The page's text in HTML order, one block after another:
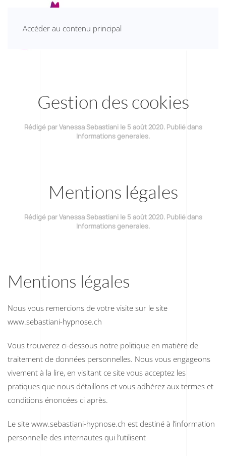
Accéder au contenu principal
Gestion des cookies
Rédigé par Vanessa Sebastiani le 5 août 2020. Publié dans
Informations generales.
Mentions légales
Rédigé par Vanessa Sebastiani le 5 août 2020. Publié dans
Informations generales.
Mentions légales
Nous vous remercions de votre visite sur le site
www.sebastiani-hypnose.ch
Vous trouverez ci-dessous notre politique en matière de
traitement de données personnelles. Nous vous engageons
vivement à la lire, en visitant ce site vous acceptez les
pratiques que nous détaillons et vous adhérez aux termes et
conditions énoncées ci après.
Le site www.sebastiani-hypnose.ch est destiné à l’information
personnelle des internautes qui l’utilisent